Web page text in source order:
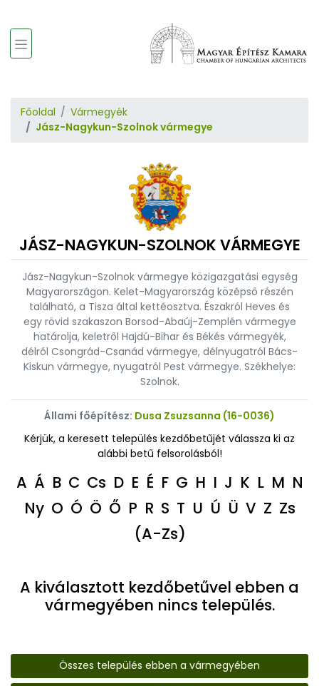
Főoldal
Vármegyék
Jász-Nagykun-Szolnok vármegye
JÁSZ-NAGYKUN-SZOLNOK VÁRMEGYE
Jász-Nagykun-Szolnok vármegye közigazgatási egység
Magyarországon. Kelet-Magyarország középső részén
található, a Tisza által kettéosztva. Északról Heves és
egy rövid szakaszon Borsod-Abaúj-Zemplén vármegye
határolja, keletről Hajdú-Bihar és Békés vármegyék,
délről Csongrád-Csanád vármegye, délnyugatról Bács-
Kiskun vármegye, nyugatról Pest vármegye. Székhelye:
Szolnok.
Állami főépítész: Dusa Zsuzsanna (16-0036)
Kérjük, a keresett település kezdőbetűjét válassza ki az
alábbi betű felsorolásból!
A Á B C Cs D E É F G H I J K L M N
Ny O Ó Ö Ő P R S T U Ú Ü V Z Zs
(A-Zs)
A kiválasztott kezdőbetűvel ebben a
vármegyében nincs település.
Összes település ebben a vármegyében